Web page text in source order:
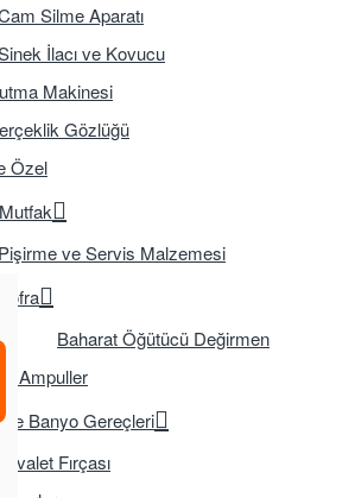
Silme Aparatı
İlacı ve Kovucu
Makinesi
Gözlüğü
Özel
Pişirme ve Servis Malzemesi
Sofra
Baharat Öğütücü Değirmen
Ampuller
Banyo Gereçleri
Tuvalet Fırçası